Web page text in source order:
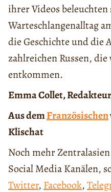
ihrer Videos beleuchten
Warteschlangenalltag
die Geschichte und die
zahlreichen Russen,
entkommen.
Emma Collet,
Aus demFranzösischen
Klischat
Noch mehr
Social Media Kanälen,
Twitter, Facebook,